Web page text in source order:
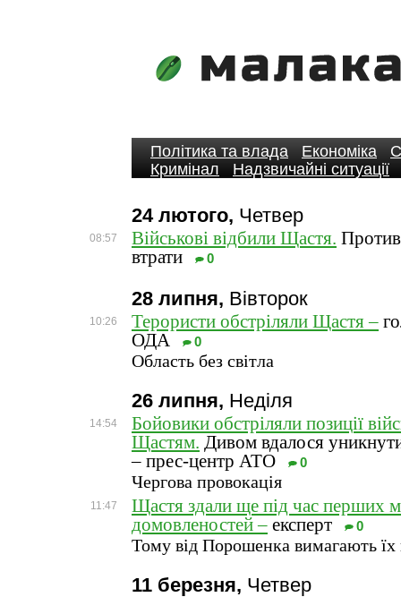
Політика та влада Економіка
Кримінал
Надзвичайні ситуації
24 лютого, Четвер
08:57 Військові відбили Щастя.
втрати
0
28 липня, Вівторок
10:26 Терористи обстріляли Щастя –
ОДА
0
Область без світла
26 липня, Неділя
14:54
Бойовики обстріляли позиції
Щастям. Дивом вдалося
– прес-центр АТО
0
Чергова провокація
11:47
Щастя здали ще під час перших
домовленостей – експерт 0
Тому від Порошенка вимагають їх
11 березня, Четвер